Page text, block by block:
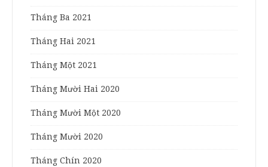
Tháng Ba 2021
Tháng Hai 2021
Tháng Một 2021
Tháng Mười Hai 2020
Tháng Mười Một 2020
Tháng Mười 2020
Tháng Chín 2020